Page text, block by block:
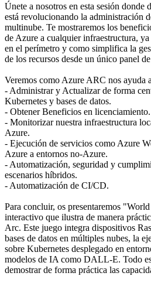
Únete a nosotros en esta sesión donde
está revolucionando la administración
multinube. Te mostraremos los
de Azure a cualquier infraestructura,
en el perímetro y como simplifica la
de los recursos desde un único panel
Veremos como Azure ARC nos ayuda
- Administrar y Actualizar de forma
Kubernetes y bases de datos.
- Obtener Beneficios en licenciamiento.
- Monitorizar nuestra infraestructura
Azure.
- Ejecución de servicios como Azure
Azure a entornos no-Azure.
- Automatización, seguridad y
escenarios híbridos.
- Automatización de CI/CD.
Para concluir, os presentaremos
interactivo que ilustra de manera
Arc. Este juego integra dispositivos
bases de datos en múltiples nubes, la
sobre Kubernetes desplegado en
modelos de IA como DALL-E. Todo
demostrar de forma práctica las